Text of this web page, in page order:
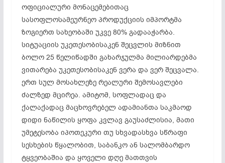
ოფიციალური მონაცემებითაც
სასოფლოსამეურნეო პროდუქციის იმპორტმა
ზოგიერთ სახეობაში უკვე 80% გადააჭარბა.
სიტუაციის უკეთესობისაკენ შეცვლის მიზნით
ბოლო 25 წელიწადში გახარჯულმა მილიარდებმა
ვითარება უკეთესობისაკენ ვერა და ვერ შეცვალა.
ერთ სულ მოსახლეზე რეალური შემოსავლები
ძალზედ მცირეა. ამიტომ, სოფლადაც და
ქალაქადაც მაცხოვრებელ ადამიანთა საკმაოდ
დიდი ნაწილის ყოფა კვლავ გაუსაძლისია, მათი
უმეტესობა იპოთეკური თუ სხვადასხვა სწრაფი
სესხების წყალობით, საბანკო ან სალომბარდო
ტყვეობაშია და ყოველი დღე მათთვის